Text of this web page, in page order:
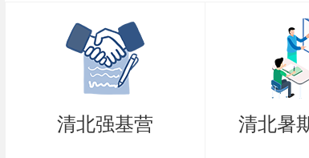
清北强基营 清北暑